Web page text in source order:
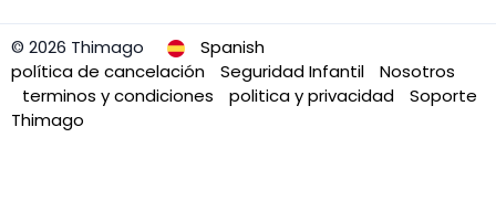
© 2026 Thimago
Spanish
política de cancelación
Seguridad Infantil
Nosotros
terminos y condiciones
politica y privacidad
Soporte
Thimago